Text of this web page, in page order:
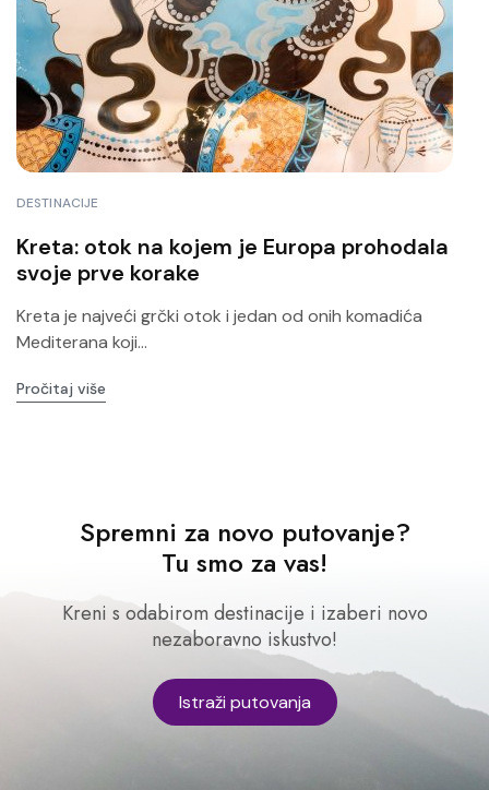
DESTINACIJE
Kreta: otok na kojem je Europa prohodala
svoje prve korake
Kreta je najveći grčki otok i jedan od onih komadića
Mediterana koji...
Pročitaj više
Spremni za novo putovanje?
Tu smo za vas!
Kreni s odabirom destinacije i izaberi novo
nezaboravno iskustvo!
Istraži putovanja